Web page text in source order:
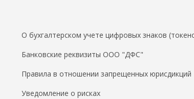
О бухгалтерском учете цифровых знаков
Банковские реквизиты ООО "ДФС"
Правила в отношении запрещенных юрисдикций
Уведомление о рисках